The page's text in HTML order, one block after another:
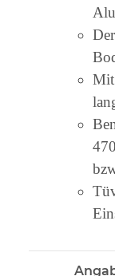
Mit